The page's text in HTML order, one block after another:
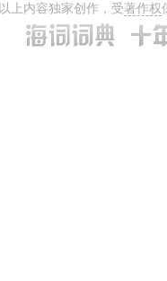
以上内容独家创作，受著作权